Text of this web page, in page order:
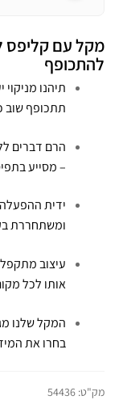
מקל עם קליפס
להתכופף
תיהנו
תתכופף שוב
הרם דברים
– מסייע
ידית
ומשתחררת
עיצוב
אותו לכל
בחרו את
מק"ט: 54436